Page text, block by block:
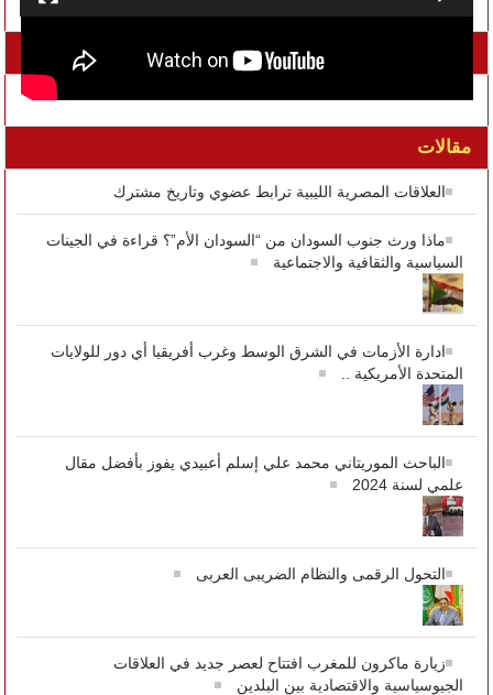
تواصل معنا على الفيسبوك
مقالات
العلاقات المصرية الليبية ترابط عضوي وتاريخ مشترك
ماذا ورث جنوب السودان من “السودان الأم”؟ قراءة في الجينات
السياسية والثقافية والاجتماعية
ادارة الأزمات في الشرق الوسط وغرب أفريقيا أي دور للولايات
المتحدة الأمريكية ..
الباحث الموريتاني محمد علي إسلم أعبيدي يفوز بأفضل مقال
علمي لسنة 2024
التحول الرقمى والنظام الضريبى العربى
زيارة ماكرون للمغرب افتتاح لعصر جديد في العلاقات
الجيوسياسية والاقتصادية بين البلدين